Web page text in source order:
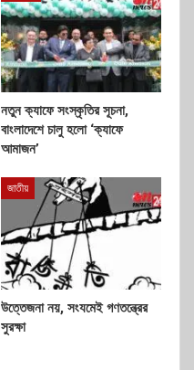
নতুন ক্যাফে সংস্কৃতির সূচনা,
বাংলাদেশে চালু হলো ‘ক্যাফে
আমাজন’
জাতীয়
উত্তেজনা নয়, সংযমেই গণতন্ত্রের
সুরক্ষা